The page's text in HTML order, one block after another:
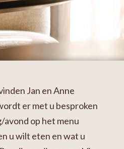
Jan en Anne
er met u besproken
avond op het menu
u wilt eten en wat u